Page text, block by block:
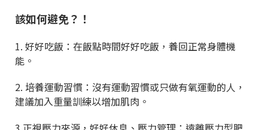
該如何避免？！
1. 好好吃飯：在飯點時間好好吃飯，養回正常身體機
能。
2. 培養運動習慣：沒有運動習慣或只做有氧運動的人，
建議加入重量訓練以增加肌肉。